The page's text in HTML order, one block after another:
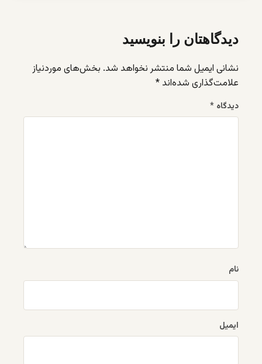
دیدگاهتان را بنویسید
نشانی ایمیل شما منتشر نخواهد شد. بخش‌های موردنیاز
علامت‌گذاری شده‌اند *
دیدگاه *
نام
ایمیل